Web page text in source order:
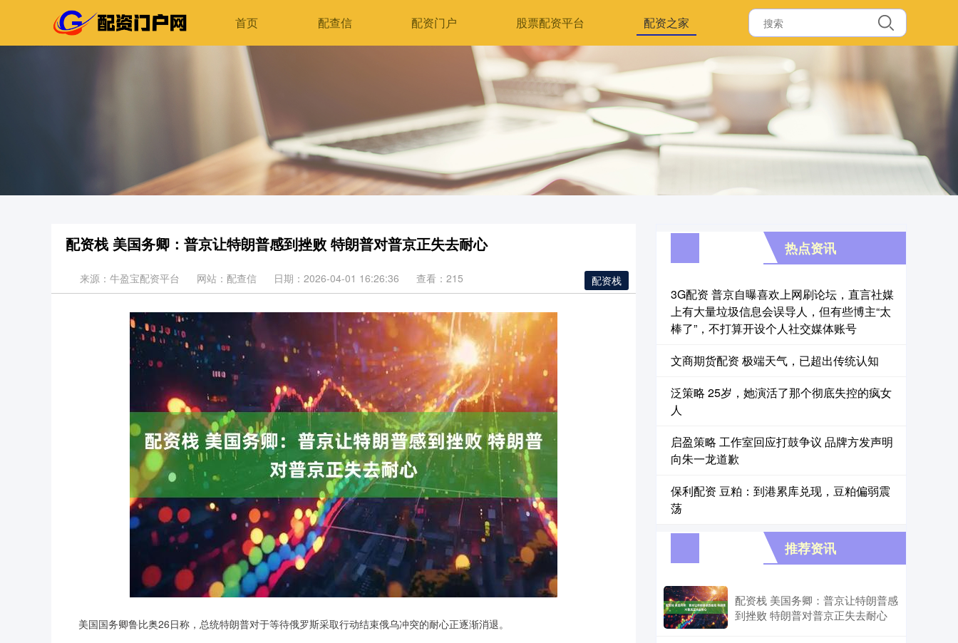
首页 配查信 配资门户 股票配资平台 配资之家
配资栈 美国务卿：普京让特朗普感到挫败 特朗普对普京正失去耐心
配资栈
来源：牛盈宝配资平台 网站：配查信 日期：2026-04-01 16:26:36 查看：215
美国国务卿鲁比奥26日称，总统特朗普对于等待俄罗斯采取行动结束俄乌冲突的耐心正逐渐消退。
热点资讯
3G配资 普京自曝喜欢上网刷论坛，直言社媒
上有大量垃圾信息会误导人，但有些博主“太
棒了”，不打算开设个人社交媒体账号
文商期货配资 极端天气，已超出传统认知
泛策略 25岁，她演活了那个彻底失控的疯女
人
启盈策略 工作室回应打鼓争议 品牌方发声明
向朱一龙道歉
保利配资 豆粕：到港累库兑现，豆粕偏弱震
荡
推荐资讯
配资栈 美国务卿：普京让特朗普感
到挫败 特朗普对普京正失去耐心